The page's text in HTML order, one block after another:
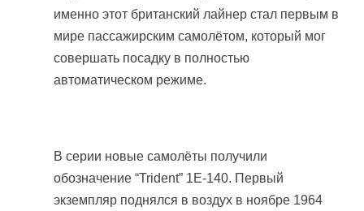
именно этот британский лайнер стал первым в
мире пассажирским самолётом, который мог
совершать посадку в полностью
автоматическом режиме.
В серии новые самолёты получили
обозначение “Trident” 1E-140. Первый
экземпляр поднялся в воздух в ноябре 1964